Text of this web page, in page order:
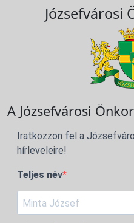
Józsefvárosi
A Józsefvárosi
Iratkozzon fel a
hírleveleire!
Teljes név